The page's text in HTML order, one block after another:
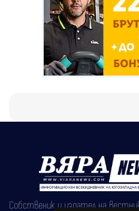
Собственик и издател на